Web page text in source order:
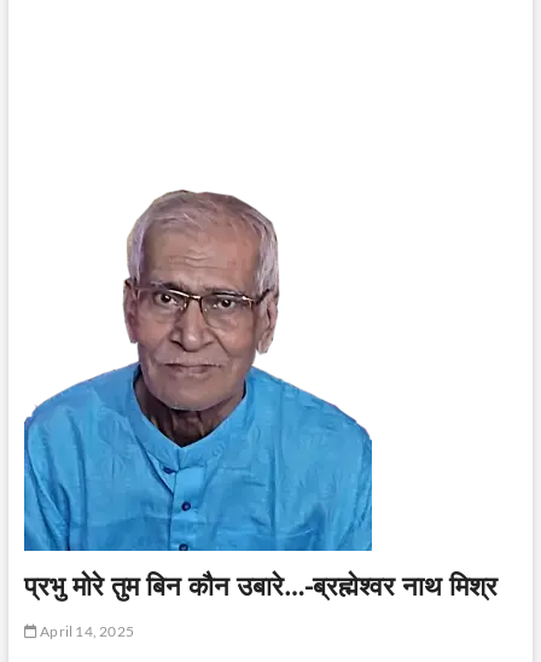
प्रभु मोरे तुम बिन कौन उबारे…-ब्रह्मेश्वर नाथ मिश्र
April 14, 2025